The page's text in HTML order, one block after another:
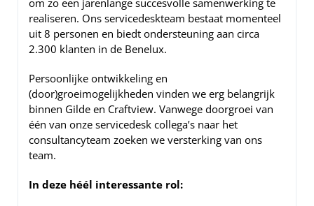
om zo een jarenlange succesvolle samenwerking te
realiseren. Ons servicedeskteam bestaat momenteel
uit 8 personen en biedt ondersteuning aan circa
2.300 klanten in de Benelux.
Persoonlijke ontwikkeling en
(door)groeimogelijkheden vinden we erg belangrijk
binnen Gilde en Craftview. Vanwege doorgroei van
één van onze servicedesk collega’s naar het
consultancyteam zoeken we versterking van ons
team.
In deze héél interessante rol: